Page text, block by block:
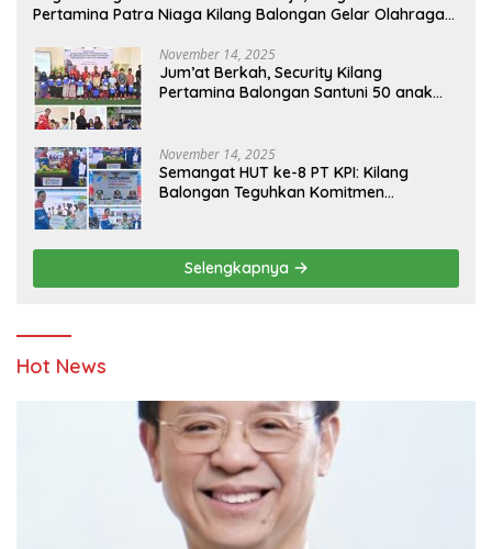
Pertamina Patra Niaga Kilang Balongan Gelar Olahraga
November 14, 2025
Jum’at Berkah, Security Kilang
Pertamina Balongan Santuni 50 anak
November 14, 2025
Semangat HUT ke-8 PT KPI: Kilang
Balongan Teguhkan Komitmen
Pendidikan
Selengkapnya
Hot News